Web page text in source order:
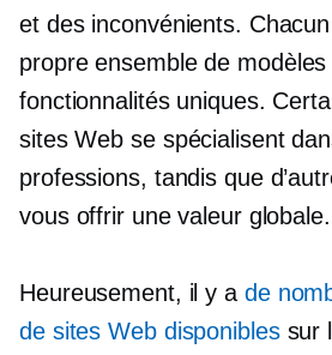
et des inconvénients.
propre ensemble de
fonctionnalités uniques.
sites Web se spécialisent
professions, tandis que
vous offrir une valeur globale.
Heureusement, il y a de
de sites Web disponiblessur